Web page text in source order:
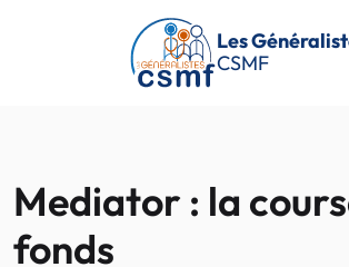
Passer au contenu principal
Les
CSMF
Mediator : la
fonds